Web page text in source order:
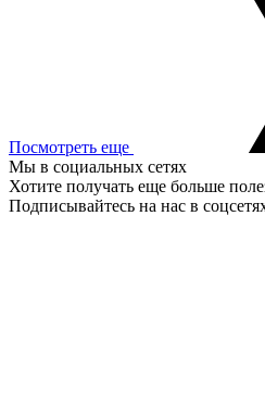
Посмотреть еще
Мы в социальных сетях
Хотите получать еще больше
Подписывайтесь на нас в